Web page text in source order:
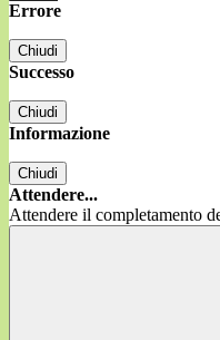
Errore
Chiudi
Successo
Chiudi
Informazione
Chiudi
Attendere...
Attendere il completamento